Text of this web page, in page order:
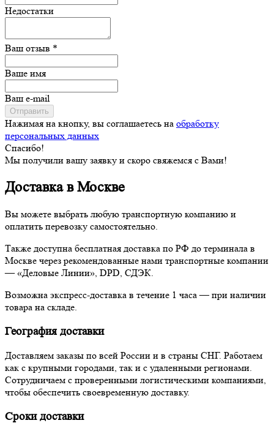
Недостатки
Ваш отзыв *
Ваше имя
Ваш e-mail
Отправить
Нажимая на кнопку, вы соглашаетесь на обработку
персональных данных
Спасибо!
Мы получили вашу заявку и скоро свяжемся с Вами!
Доставка в Москве
Вы можете выбрать любую транспортную компанию и
оплатить перевозку самостоятельно.
Также доступна бесплатная доставка по РФ до терминала в
Москве через рекомендованные нами транспортные компании
— «Деловые Линии», DPD, СДЭК.
Возможна экспресс-доставка в течение 1 часа — при наличии
товара на складе.
География доставки
Доставляем заказы по всей России и в страны СНГ. Работаем
как с крупными городами, так и с удаленными регионами.
Сотрудничаем с проверенными логистическими компаниями,
чтобы обеспечить своевременную доставку.
Сроки доставки